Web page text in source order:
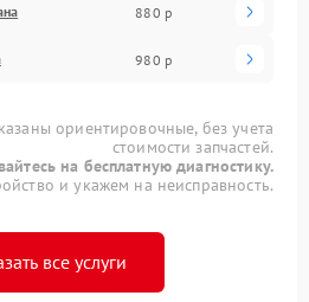
880 р
980 р
ориентировочные, без учета
стоимости запчастей.
на бесплатную диагностику.
и укажем на неисправность.
все услуги